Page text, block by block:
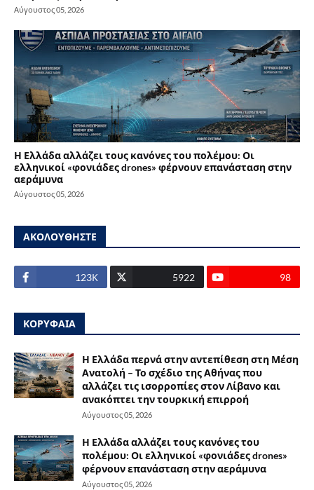
Αύγουστος 05, 2026
Η Ελλάδα αλλάζει τους κανόνες του πολέμου: Οι
ελληνικοί «φονιάδες drones» φέρνουν επανάσταση στην
αεράμυνα
Αύγουστος 05, 2026
ΑΚΟΛΟΥΘΗΣΤΕ
123Κ 5922 98
ΚΟΡΥΦΑΙΑ
Η Ελλάδα περνά στην αντεπίθεση στη Μέση
Ανατολή – Το σχέδιο της Αθήνας που
αλλάζει τις ισορροπίες στον Λίβανο και
ανακόπτει την τουρκική επιρροή
Αύγουστος 05, 2026
Η Ελλάδα αλλάζει τους κανόνες του
πολέμου: Οι ελληνικοί «φονιάδες drones»
φέρνουν επανάσταση στην αεράμυνα
Αύγουστος 05, 2026